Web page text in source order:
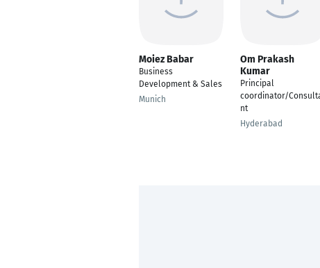
Moiez Babar
Business
Development & Sales
Munich
Om Prakash
Kumar
Principal
coordinator/
nt
Hyderabad